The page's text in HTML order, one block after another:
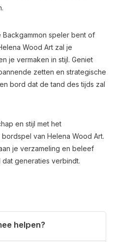
speler bent of
Wood Art zal je
je vermaken in stijl. Geniet
zetten en strategische
bord dat de tand des tijds zal
en stijl met het
van Helena Wood Art.
je verzameling en beleef
generaties verbindt.
helpen?